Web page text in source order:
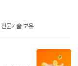
회사로서 가스홀더 제작시공 전문기술 보유